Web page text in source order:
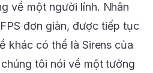
về một người lính. Nhân
đơn giản, được tiếp tục
khác có thể là Sirens của
tôi nói về một tưởng